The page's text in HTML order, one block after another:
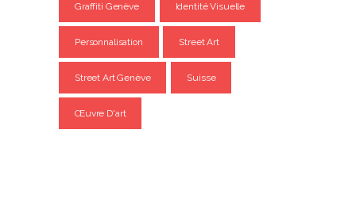
Graffiti Genève Identité Visuelle
Personnalisation Street Art
Street Art Genève Suisse
Œuvre D'art